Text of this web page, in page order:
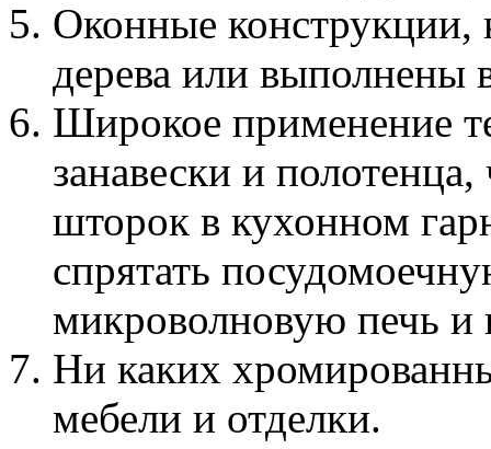
Оконные конструкции,
дерева или выполнены
Широкое применение
занавески и
шторок в кухонном
спрятать
микроволновую печь и
Ни каких
мебели и отделки.